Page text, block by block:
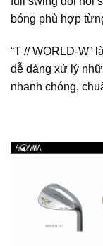
bóng phù hợp
“T // WORLD-W”
dễ dàng xử lý
nhanh chóng,